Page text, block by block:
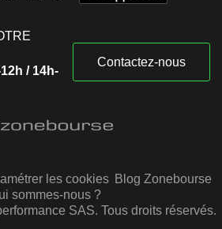
/ 14h-
Contactez-nous
les cookies Blog Zonebourse
sommes-nous ?
SAS. Tous droits réservés.